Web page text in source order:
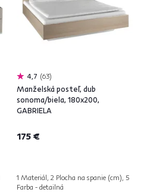
4,7 63
Manželská posteľ, dub
sonoma/biela, 180x200,
GABRIELA
175 €
1 Materiál, 2 Plocha na spanie (cm), 5
Farba - detailná